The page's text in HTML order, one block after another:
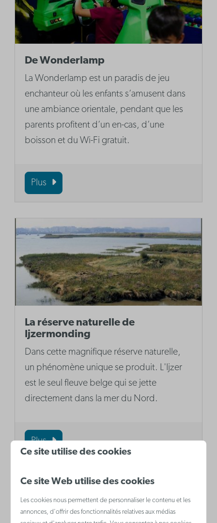
De Wonderlamp
La Wonderlamp est un paradis de jeu
enchanteur où les enfants s’amusent dans
une ambiance orientale, pendant que les
parents profitent d’un en-cas, d’une
boisson et du Wi-Fi gratuit.
Plus
La réserve naturelle de
Ijzermonding
Dans cette magnifique réserve naturelle,
un phénomène unique se produit. L'Ijzer
est le seul fleuve belge qui se jette
directement dans la mer du Nord.
Plus
Ce site utilise des cookies
Ce site Web utilise des cookies
Les cookies nous permettent de personnaliser le contenu et les
annonces, d'offrir des fonctionnalités relatives aux médias